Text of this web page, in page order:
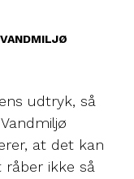
udtryk, så
at det kan
råber ikke så